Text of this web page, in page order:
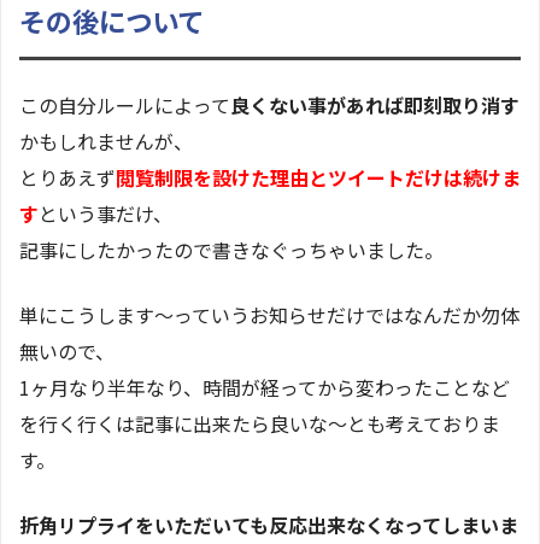
その後について
この自分ルールによって良くない事があれば即刻取り消す
かもしれませんが、
とりあえず閲覧制限を設けた理由とツイートだけは続けま
すという事だけ、
記事にしたかったので書きなぐっちゃいました。
単にこうします～っていうお知らせだけではなんだか勿体
無いので、
1ヶ月なり半年なり、時間が経ってから変わったことなど
を行く行くは記事に出来たら良いな～とも考えておりま
す。
折角リプライをいただいても反応出来なくなってしまいま